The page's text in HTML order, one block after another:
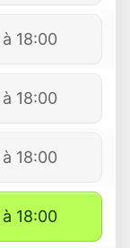
18:00
18:00
18:00
18:00